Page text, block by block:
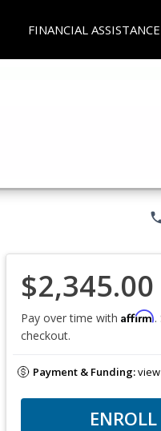
FINANCIAL ASSISTANCE
$2,345.00
Pay over time with Affirm.
checkout.
Payment & Funding: